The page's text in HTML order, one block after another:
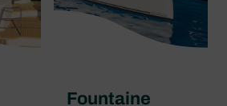
Fountaine